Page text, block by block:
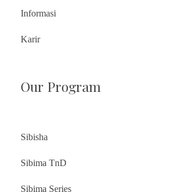
Informasi
Karir
Our Program
Sibisha
Sibima TnD
Sibima Series